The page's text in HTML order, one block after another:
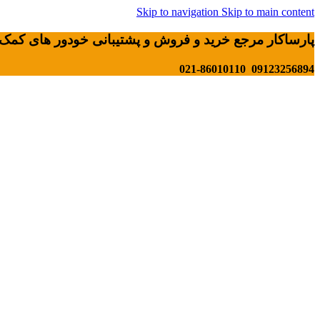
Skip to navigation Skip to main content
پارساکار مرجع خرید و فروش و پشتیبانی خودور های کمک
09123256894 021-86010110